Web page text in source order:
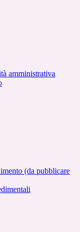
amministrativa
(da pubblicare